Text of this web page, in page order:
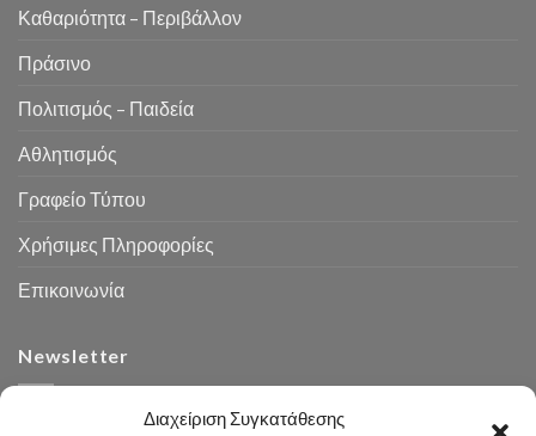
Διαχείριση Συγκατάθεσης
Καθαριότητα – Περιβάλλον
Πράσινο
Πολιτισμός – Παιδεία
Αθλητισμός
Γραφείο Τύπου
Χρήσιμες Πληροφορίες
Επικοινωνία
Newsletter